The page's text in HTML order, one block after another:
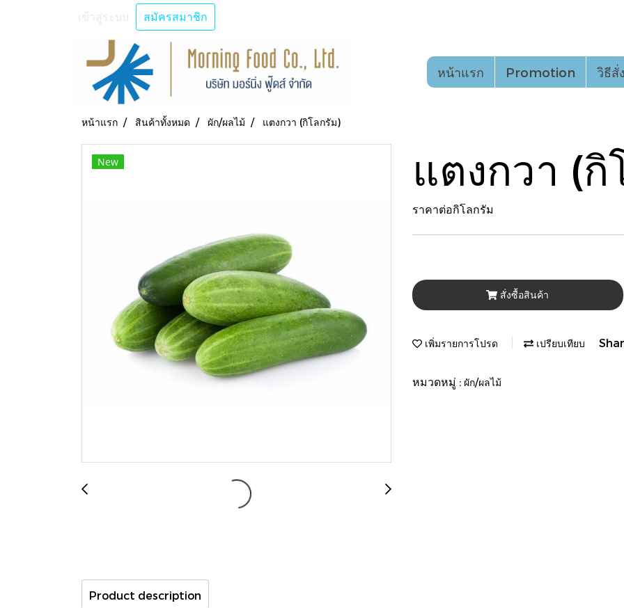
สมัครสมาชิก
หน้าแรก Promotion วิธีสั่
หน้าแรก สินค้าทั้งหมด ผัก/ผลไม้ แตงกวา (กิโลกรัม)
New แตงกวา (
ราคาต่อกิโลกรัม
สั่งซื้อสินค้า
เพิ่มรายการโปรด เปรียบเทียบ
หมวดหมู่ : ผัก/ผลไม้
Product description